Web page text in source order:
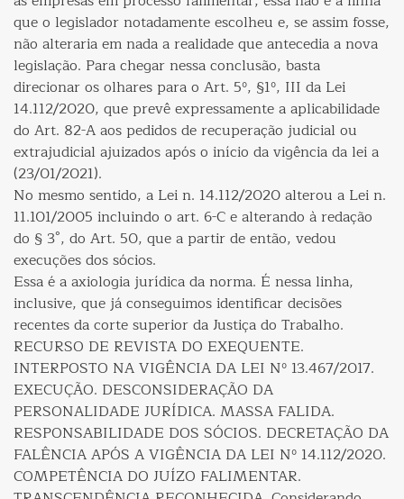
que o legislador notadamente escolheu e, se assim fosse,
não alteraria em nada a realidade que antecedia a nova
legislação. Para chegar nessa conclusão, basta
direcionar os olhares para o Art. 5º, §1º, III da Lei
14.112/2020, que prevê expressamente a aplicabilidade
do Art. 82-A aos pedidos de recuperação judicial ou
extrajudicial ajuizados após o início da vigência da lei a
(23/01/2021).
No mesmo sentido, a Lei n. 14.112/2020 alterou a Lei n.
11.101/2005 incluindo o art. 6-C e alterando à redação
do § 3°, do Art. 50, que a partir de então, vedou
execuções dos sócios.
Essa é a axiologia jurídica da norma. É nessa linha,
inclusive, que já conseguimos identificar decisões
recentes da corte superior da Justiça do Trabalho.
RECURSO DE REVISTA DO EXEQUENTE.
INTERPOSTO NA VIGÊNCIA DA LEI Nº 13.467/2017.
EXECUÇÃO. DESCONSIDERAÇÃO DA
PERSONALIDADE JURÍDICA. MASSA FALIDA.
RESPONSABILIDADE DOS SÓCIOS. DECRETAÇÃO DA
FALÊNCIA APÓS A VIGÊNCIA DA LEI Nº 14.112/2020.
COMPETÊNCIA DO JUÍZO FALIMENTAR.